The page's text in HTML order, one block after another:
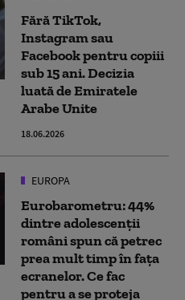
Fără TikTok,
Instagram sau
Facebook pentru copiii
sub 15 ani. Decizia
luată de Emiratele
Arabe Unite
18.06.2026
EUROPA
Eurobarometru: 44%
dintre adolescenții
români spun că petrec
prea mult timp în fața
ecranelor. Ce fac
pentru a se proteja